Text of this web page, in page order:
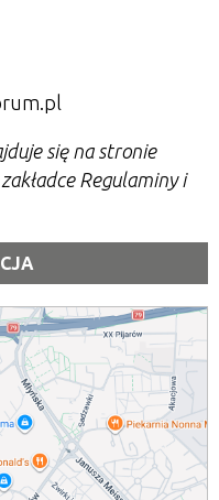
się na stronie
Regulaminy i